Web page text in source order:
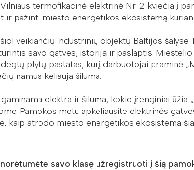
termofikacinė elektrinė Nr. 2 kviečia į
ir pažinti miesto energetikos ekosistemą
veikiančių industrinių objektų Baltijos
savo gatves, istoriją ir paslaptis.
plytų pastatas, kurį darbuotojai praminė
namus keliauja šiluma.
elektra ir šiluma, kokie įrenginiai
Pamokos metu apkeliausite elektrinės
kaip atrodo miesto energetikos ekosistema
savo klasę užregistruoti į šią